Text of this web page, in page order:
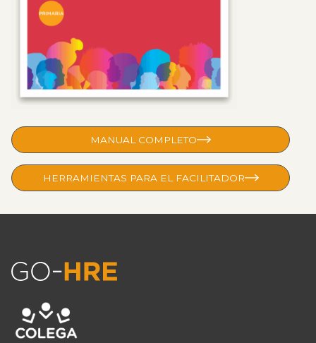
MANUAL COMPLETO
HERRAMIENTAS PARA EL FACILITADOR